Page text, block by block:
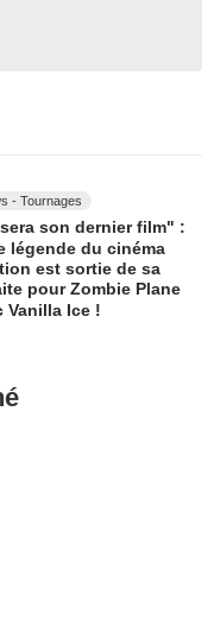
- Tournages
son dernier film" :
légende du cinéma
est sortie de sa
pour Zombie Plane
Vanilla Ice !